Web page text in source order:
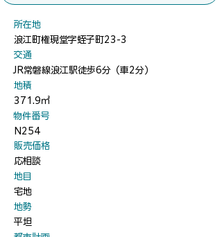
​所在地
浪江町権現堂字蛭子町23-3
​交通
JR常磐線浪江駅徒歩6分（車2分）
地積
371.9㎡
​物件番号
N254
​販売価格
応相談
​地目
宅地
​地勢
平坦